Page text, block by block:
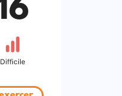
Difficile